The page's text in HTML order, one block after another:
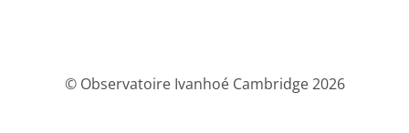
© Observatoire Ivanhoé Cambridge 2026